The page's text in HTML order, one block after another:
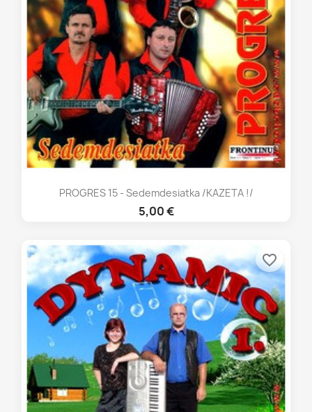
PROGRES 15 - Sedemdesiatka /KAZETA !/
5,00 €
favorite_border